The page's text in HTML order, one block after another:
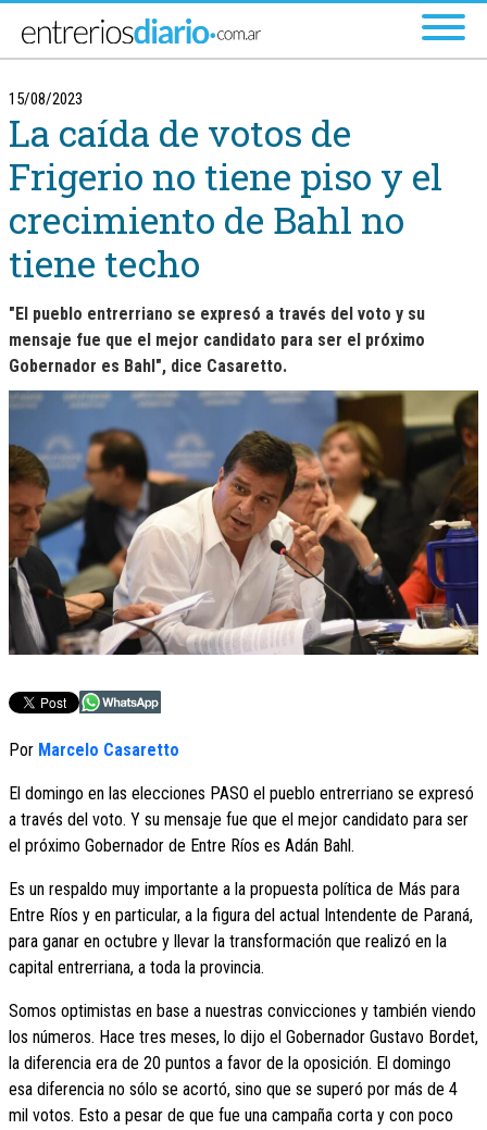
15/08/2023
La caída de votos de
Frigerio no tiene piso y el
crecimiento de Bahl no
tiene techo
"El pueblo entrerriano se expresó a través del voto y su
mensaje fue que el mejor candidato para ser el próximo
Gobernador es Bahl", dice Casaretto.
Por Marcelo Casaretto
El domingo en las elecciones PASO el pueblo entrerriano se expresó
a través del voto. Y su mensaje fue que el mejor candidato para ser
el próximo Gobernador de Entre Ríos es Adán Bahl.
Es un respaldo muy importante a la propuesta política de Más para
Entre Ríos y en particular, a la figura del actual Intendente de Paraná,
para ganar en octubre y llevar la transformación que realizó en la
capital entrerriana, a toda la provincia.
Somos optimistas en base a nuestras convicciones y también viendo
los números. Hace tres meses, lo dijo el Gobernador Gustavo Bordet,
la diferencia era de 20 puntos a favor de la oposición. El domingo
esa diferencia no sólo se acortó, sino que se superó por más de 4
mil votos. Esto a pesar de que fue una campaña corta y con poco